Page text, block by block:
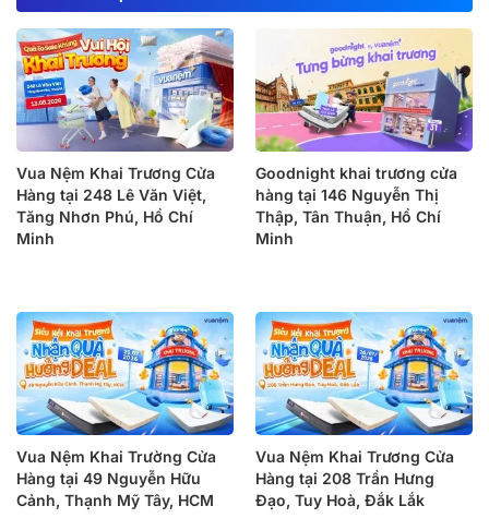
Vua Nệm Khai Trương Cửa
Hàng tại 248 Lê Văn Việt,
Tăng Nhơn Phú, Hồ Chí
Minh
Goodnight khai trương cửa
hàng tại 146 Nguyễn Thị
Thập, Tân Thuận, Hồ Chí
Minh
Vua Nệm Khai Trường Cửa
Hàng tại 49 Nguyễn Hữu
Cảnh, Thạnh Mỹ Tây, HCM
Vua Nệm Khai Trương Cửa
Hàng tại 208 Trần Hưng
Đạo, Tuy Hoà, Đắk Lắk